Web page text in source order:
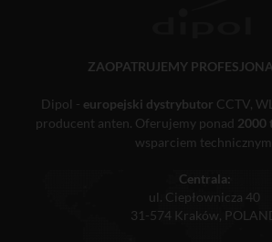
ZAOPATRUJEMY
Dipol - europejski dystrybutor CCTV,
producent anten. Oferujemy ponad 2000
wsparciem
Centrala:
ul. Ciepłownicza 40
31-574 Kraków,